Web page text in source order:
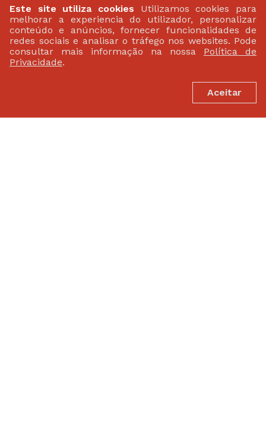
Este site utiliza cookies Utilizamos cookies para
melhorar a experiencia do utilizador, personalizar
conteúdo e anúncios, fornecer funcionalidades de
redes sociais e analisar o tráfego nos websites. Pode
consultar mais informação na nossa Política de
Privacidade.
Aceitar